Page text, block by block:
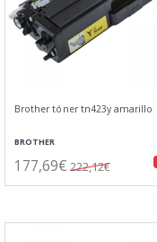
Brother tóner tn423y amarillo
BROTHER
177,69€ 222,12€